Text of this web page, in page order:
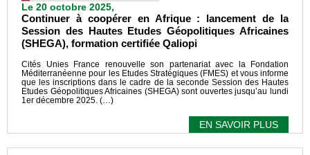
Le 20 octobre 2025,
Continuer à coopérer en Afrique : lancement de la
Session des Hautes Etudes Géopolitiques Africaines
(SHEGA), formation certifiée Qaliopi
Cités Unies France renouvelle son partenariat avec la Fondation
Méditerranéenne pour les Etudes Stratégiques (FMES) et vous informe
que les inscriptions dans le cadre de la seconde Session des Hautes
Etudes Géopolitiques Africaines (SHEGA) sont ouvertes jusqu’au lundi
1er décembre 2025. (…)
EN SAVOIR PLUS